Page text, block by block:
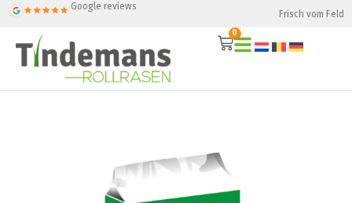
Google reviews
Frisch vom Feld
0